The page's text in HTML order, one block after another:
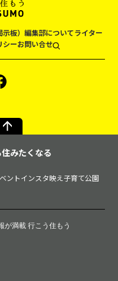
板） 編集部についてライター
シーお問い合せ
みたくなる
ントインスタ映え 子育て公園
が満載 行こう住もう